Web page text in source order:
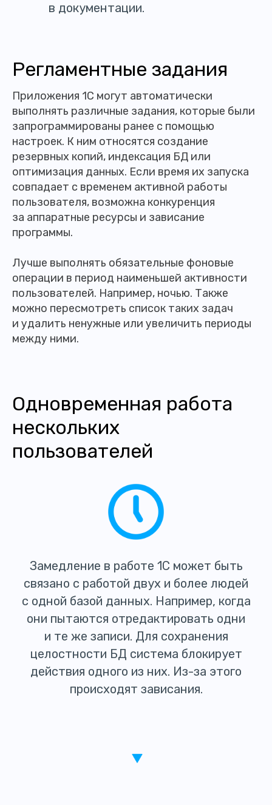
в документации.
Регламентные задания
Приложения 1С могут автоматически
выполнять различные задания, которые были
запрограммированы ранее с помощью
настроек. К ним относятся создание
резервных копий, индексация БД или
оптимизация данных. Если время их запуска
совпадает с временем активной работы
пользователя, возможна конкуренция
за аппаратные ресурсы и зависание
программы.
Лучше выполнять обязательные фоновые
операции в период наименьшей активности
пользователей. Например, ночью. Также
можно пересмотреть список таких задач
и удалить ненужные или увеличить периоды
между ними.
Одновременная работа
нескольких
пользователей
Замедление в работе 1С может быть
связано с работой двух и более людей
с одной базой данных. Например, когда
они пытаются отредактировать одни
и те же записи. Для сохранения
целостности БД система блокирует
действия одного из них. Из-за этого
происходят зависания.